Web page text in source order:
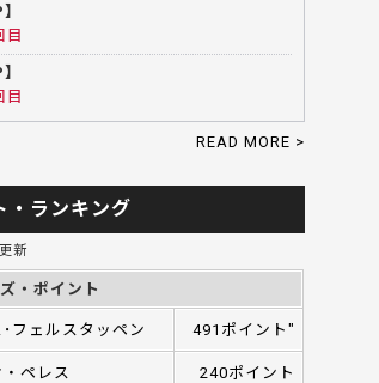
目
目
READ MORE >
・ランキング
新
・ポイント
フェルスタッペン 491ポイント"
ペレス 240ポイント